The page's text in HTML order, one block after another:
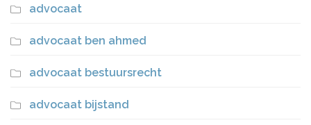
advocaat
advocaat ben ahmed
advocaat bestuursrecht
advocaat bijstand